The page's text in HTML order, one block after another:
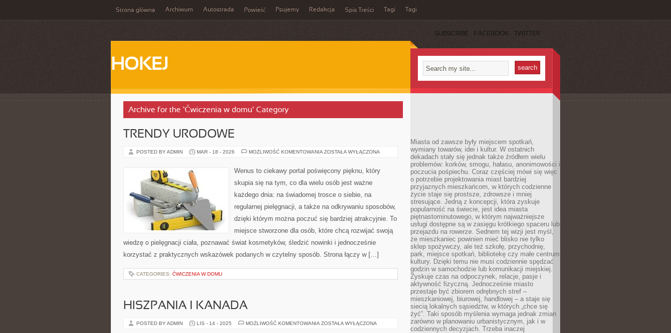
Strona główna Archiwum Autostrada Powieść Psujemy Redakcja Spis Treści Tagi Tagi
SUBSCRIBE FACEBOOK TWITTER
HOKEJ
Archive for the ‘Ćwiczenia w domu’ Category
TRENDY URODOWE
POSTED BY ADMIN MAR - 18 - 2026 MOŻLIWOŚĆ KOMENTOWANIA TRENDY
ZOSTAŁA WYŁĄCZONA
Wenus to ciekawy portal poświęcony pięknu, który
skupia się na tym, co dla wielu osób jest ważne
każdego dnia: na świadomej trosce o siebie, na
regularnej pielęgnacji, a także na odkrywaniu sposobów,
dzięki którym można poczuć się bardziej atrakcyjnie. To
miejsce stworzone dla osób, które chcą rozwijać swoją
wiedzę o pielęgnacji ciała, poznawać świat kosmetyków, śledzić nowinki i jednocześnie
korzystać z praktycznych wskazówek podanych w czytelny sposób. Strona łączy w […]
CATEGORIES: ĆWICZENIA W DOMU
HISZPANIA I KANADA
POSTED BY ADMIN LIS - 14 - 2025 MOŻLIWOŚĆ KOMENTOWANIA HISZPANIA
ZOSTAŁA WYŁĄCZONA
Miasta od zawsze były miejscem spotkań,
wymiany towarów, idei i kultur. W ostatnich
dekadach stały się jednak także źródłem wielu
problemów: korków, smogu, hałasu, anonimowości i
poczucia pośpiechu. Coraz częściej mówi się więc
o potrzebie projektowania miast bardziej
przyjaznych mieszkańcom, w których codzienne
życie staje się prostsze, zdrowsze i mniej
stresujące. Jedną z koncepcji, która zyskuje
popularność na świecie, jest idea miasta
piętnastominutowego, w którym najważniejsze
usługi dostępne są w zasięgu krótkiego spaceru lub
przejazdu na rowerze. Sednem tej wizji jest myśl,
że mieszkaniec powinien mieć blisko nie tylko
sklep spożywczy, ale też szkołę, przychodnię,
park, miejsce spotkań, bibliotekę czy małe centrum
kultury. Dzięki temu nie musi codziennie spędzać
godzin w samochodzie lub komunikacji miejskiej.
Zyskuje czas na odpoczynek, relacje, pasje i
aktywność fizyczną. Jednocześnie miasto
przestaje być zbiorem odrębnych stref –
mieszkaniowej, biurowej, handlowej – a staje się
siecią lokalnych sąsiedztw, w których „chce się
żyć”. Taki sposób myślenia wymaga jednak zmian
zarówno w planowaniu urbanistycznym, jak i w
codziennych decyzjach. Trzeba inaczej